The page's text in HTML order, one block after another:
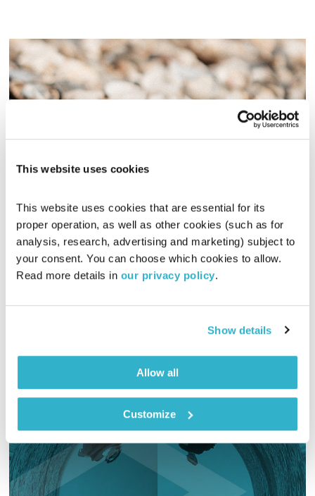
This website uses cookies
This website uses cookies that are essential for its
proper operation, as well as other cookies (such as for
analysis, research, advertising and marketing) subject to
your consent. You can choose which cookies to allow.
Read more details in our privacy policy.
Show details
Allow all
Customize
מנועים קדימה
גלית גורא-עיני
24.08.22
01:00:08
כל יום בדרך הביתה – שעה של מוזיקה מעולה בעריכתה ובהגשתה